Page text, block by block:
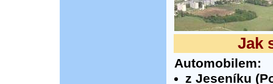
Jak
Automobilem:
z Jeseníku